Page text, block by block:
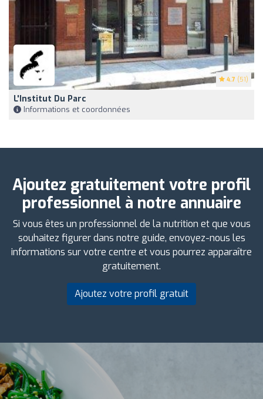
4.7 (51)
L'Institut Du Parc
Informations et coordonnées
Ajoutez gratuitement votre profil
professionnel à notre annuaire
Si vous êtes un professionnel de la nutrition et que vous
souhaitez figurer dans notre guide, envoyez-nous les
informations sur votre centre et vous pourrez apparaître
gratuitement.
Ajoutez votre profil gratuit